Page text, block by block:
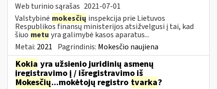
Web turinio sąrašas 2021-07-01
Valstybinė mokesčių inspekcija prie Lietuvos
Respublikos finansų ministerijos atsižvelgusi į tai, kad
šiuo metu yra galimybė kasos aparatus...
Metai: 2021 Pagrindinis: Mokesčio naujiena
Kokia yra užsienio juridinių asmenų
įregistravimo į / išregistravimo iš
Mokesčių...mokėtojų registro tvarka?